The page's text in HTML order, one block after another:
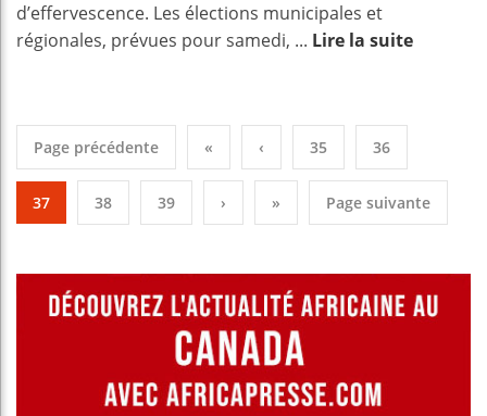
d’effervescence. Les élections municipales et
régionales, prévues pour samedi, ... Lire la suite
Page précédente « ‹ 35 36
37 38 39 › » Page suivante